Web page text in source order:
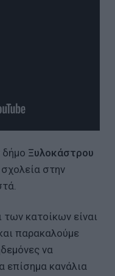
Ξυλοκάστρου
στην
κατοίκων είναι
παρακαλούμε
να
επίσημα κανάλια